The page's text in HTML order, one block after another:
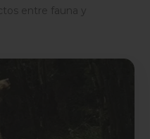
entre fauna y